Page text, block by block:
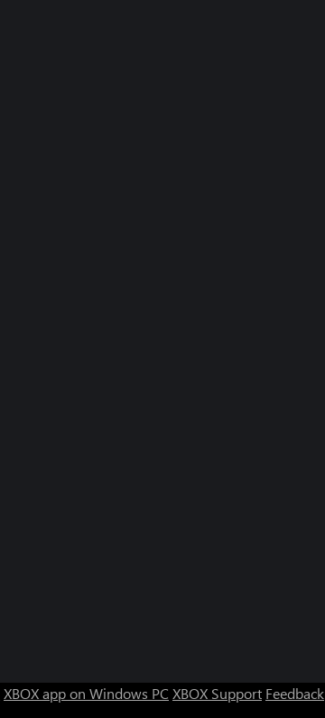
XBOX app on Windows PC XBOX Support Feedback